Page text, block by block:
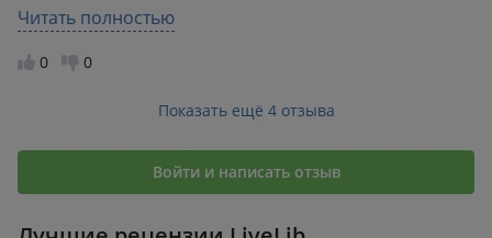
Пакистан, Др Конго , Сомали, Иран , Ливия и разные
страны. Много смелости в ней. Очень восхищаюсь
ей и её проделанной работой. В книги очень много
на фото жизни людей. их горе и тяжелое положение.
Советую и не пожалеть своих денег и купить эту
книгу. очень честная и правдивая книга. не
оторваться от прочтения. От меня пятёрочка.
Читать полностью
0 0
Показать ещё 4 отзыва
Войти и написать отзыв